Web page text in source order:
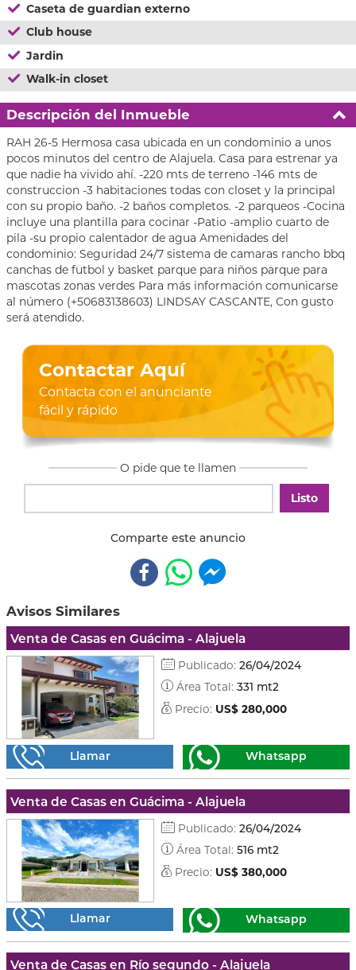
Caseta de guardian externo
Club house
Jardin
Walk-in closet
Descripción del Inmueble
RAH 26-5 Hermosa casa ubicada en un condominio a unos
pocos minutos del centro de Alajuela. Casa para estrenar ya
que nadie ha vivido ahí. -220 mts de terreno -146 mts de
construccion -3 habitaciones todas con closet y la principal
con su propio baño. -2 baños completos. -2 parqueos -Cocina
incluye una plantilla para cocinar -Patio -amplio cuarto de
pila -su propio calentador de agua Amenidades del
condominio: Seguridad 24/7 sistema de camaras rancho bbq
canchas de futbol y basket parque para niños parque para
mascotas zonas verdes Para más información comunicarse
al número (+50683138603) LINDSAY CASCANTE, Con gusto
será atendido.
Contactar Aquí
Contacta con el anunciante
fácil y rápido
O pide que te llamen
Listo
Comparte este anuncio
Avisos Similares
Venta de Casas en Guácima - Alajuela
Publicado: 26/04/2024
Área Total: 331 mt2
Precio: US$ 280,000
Llamar Whatsapp
Venta de Casas en Guácima - Alajuela
Publicado: 26/04/2024
Área Total: 516 mt2
Precio: US$ 380,000
Llamar Whatsapp
Venta de Casas en Río segundo - Alajuela